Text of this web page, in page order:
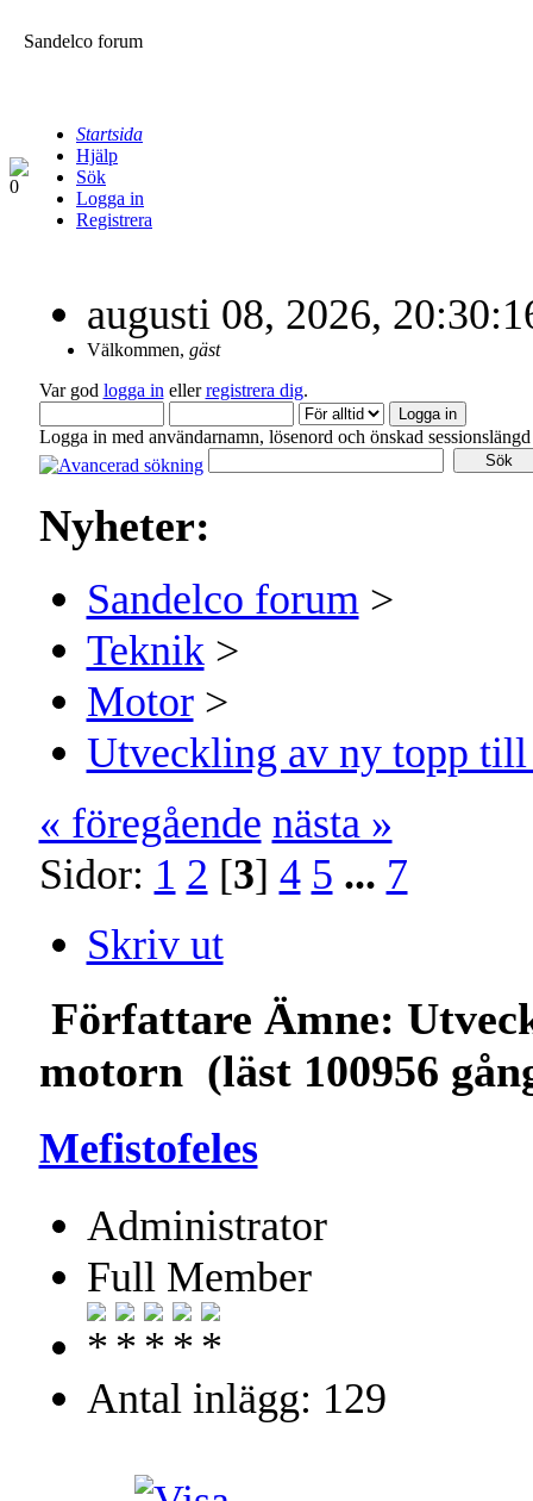
Sandelco forum
Startsida
Hjälp
Sök
Logga in
Registrera
augusti 08, 2026,
Välkommen, gäst
Var god logga in ellerregistrera dig.
Logga in med användarnamn, lösenord och önskad sessionslängd
Nyheter:
Sandelco forum>
Teknik>
Motor>
Utveckling av ny topp till
« föregående nästa »
Sidor: 1 2 [3] 4 5 ... 7
Skriv ut
Författare Ämne:
motorn (läst 100956
Mefistofeles
Administrator
Full Member
Antal inlägg: 129